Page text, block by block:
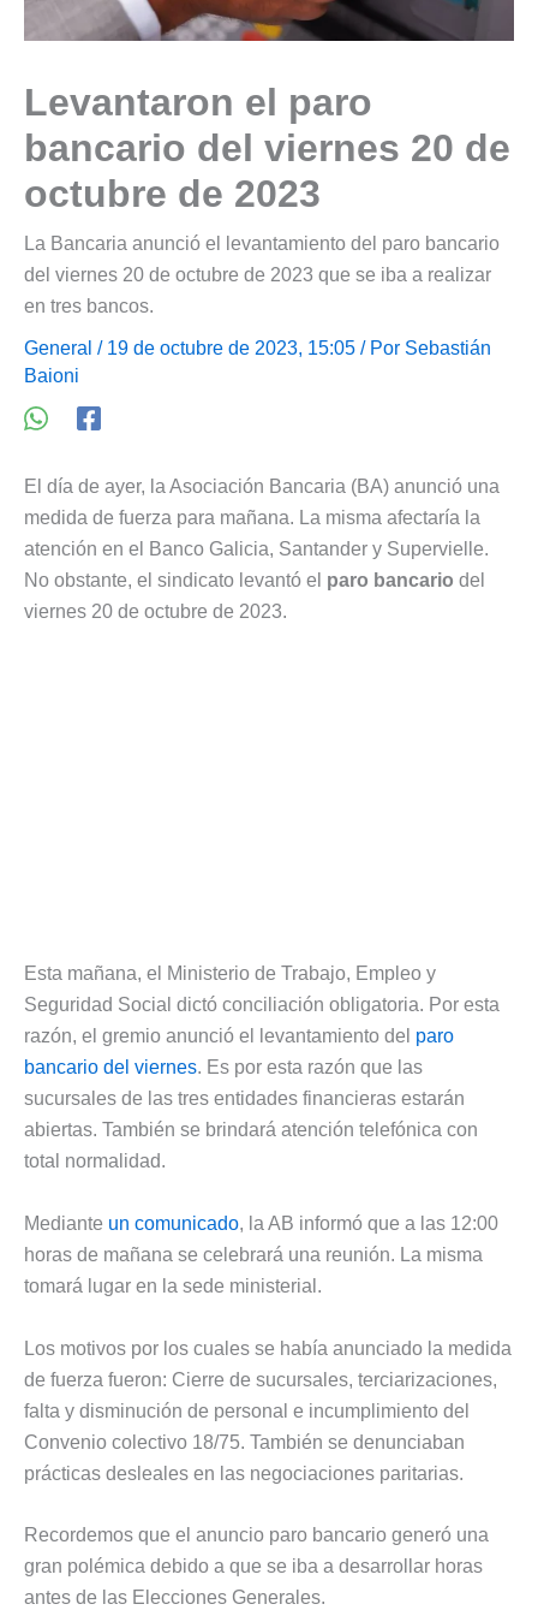
Levantaron el paro
bancario del viernes 20 de
octubre de 2023
La Bancaria anunció el levantamiento del paro bancario
del viernes 20 de octubre de 2023 que se iba a realizar
en tres bancos.
General / 19 de octubre de 2023, 15:05 / Por Sebastián
Baioni
El día de ayer, la Asociación Bancaria (BA) anunció una
medida de fuerza para mañana. La misma afectaría la
atención en el Banco Galicia, Santander y Supervielle.
No obstante, el sindicato levantó el paro bancario del
viernes 20 de octubre de 2023.
Esta mañana, el Ministerio de Trabajo, Empleo y
Seguridad Social dictó conciliación obligatoria. Por esta
razón, el gremio anunció el levantamiento del paro
bancario del viernes. Es por esta razón que las
sucursales de las tres entidades financieras estarán
abiertas. También se brindará atención telefónica con
total normalidad.
Mediante un comunicado, la AB informó que a las 12:00
horas de mañana se celebrará una reunión. La misma
tomará lugar en la sede ministerial.
Los motivos por los cuales se había anunciado la medida
de fuerza fueron: Cierre de sucursales, terciarizaciones,
falta y disminución de personal e incumplimiento del
Convenio colectivo 18/75. También se denunciaban
prácticas desleales en las negociaciones paritarias.
Recordemos que el anuncio paro bancario generó una
gran polémica debido a que se iba a desarrollar horas
antes de las Elecciones Generales.